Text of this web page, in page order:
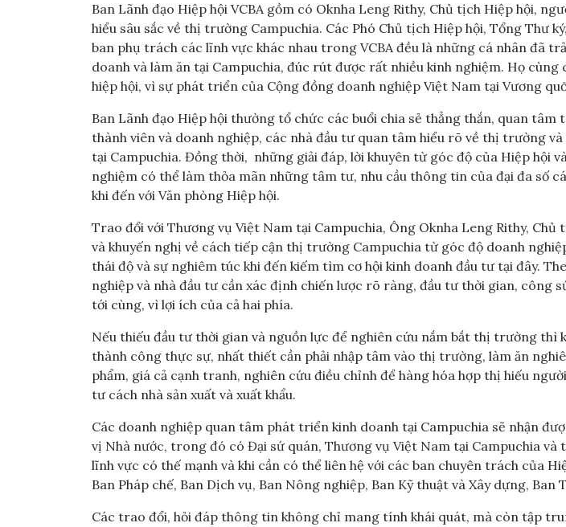
Ban Lãnh đạo Hiệp hội VCBA gồm có Oknha Leng Rithy, Chủ tịch Hiệp hội,
hiểu sâu sắc về thị trường Campuchia. Các Phó Chủ tịch Hiệp hội, Tổng Thư
ban phụ trách các lĩnh vực khác nhau trong VCBA đều là những cá nhân đã
doanh và làm ăn tại Campuchia, đúc rút được rất nhiều kinh nghiệm. Họ
hiệp hội, vì sự phát triển của Cộng đồng doanh nghiệp Việt Nam tại Vương
Ban Lãnh đạo Hiệp hội thường tổ chức các buổi chia sẻ thẳng thắn, quan
thành viên và doanh nghiệp, các nhà đầu tư quan tâm hiểu rõ về thị trường
tại Campuchia. Đồng thời, những giải đáp, lời khuyên từ góc độ của Hiệp hội
nghiệm có thể làm thỏa mãn những tâm tư, nhu cầu thông tin của đại đa số
khi đến với Văn phòng Hiệp hội.
Trao đổi với Thương vụ Việt Nam tại Campuchia, Ông Oknha Leng Rithy, Chủ
và khuyến nghị về cách tiếp cận thị trường Campuchia từ góc độ doanh
thái độ và sự nghiêm túc khi đến kiếm tìm cơ hội kinh doanh đầu tư tại đây.
nghiệp và nhà đầu tư cần xác định chiến lược rõ ràng, đầu tư thời gian, công
tới cùng, vì lợi ích của cả hai phía.
Nếu thiếu đầu tư thời gian và nguồn lực để nghiên cứu nắm bắt thị trường thì
thành công thực sự, nhất thiết cần phải nhập tâm vào thị trường, làm ăn
phẩm, giá cả cạnh tranh, nghiên cứu điều chỉnh để hàng hóa hợp thị hiếu
tư cách nhà sản xuất và xuất khẩu.
Các doanh nghiệp quan tâm phát triển kinh doanh tại Campuchia sẽ nhận
vị Nhà nước, trong đó có Đại sứ quán, Thương vụ Việt Nam tại Campuchia và
lĩnh vực có thế mạnh và khi cần có thể liên hệ với các ban chuyên trách của
Ban Pháp chế, Ban Dịch vụ, Ban Nông nghiệp, Ban Kỹ thuật và Xây dựng, Ban
Các trao đổi, hỏi đáp thông tin không chỉ mang tính khái quát, mà còn tập